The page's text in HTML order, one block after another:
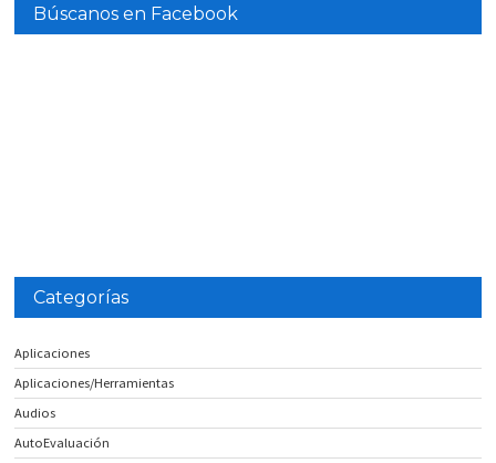
Búscanos en Facebook
Categorías
Aplicaciones
Aplicaciones/Herramientas
Audios
AutoEvaluación